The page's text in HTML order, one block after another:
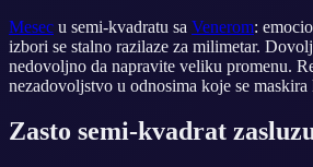
Mesec u semi-kvadratu sa Venerom:
izbori se stalno razilaze za milimetar.
nedovoljno da napravite veliku promenu.
nezadovoljstvo u odnosima koje se maskira
Zasto semi-kvadrat